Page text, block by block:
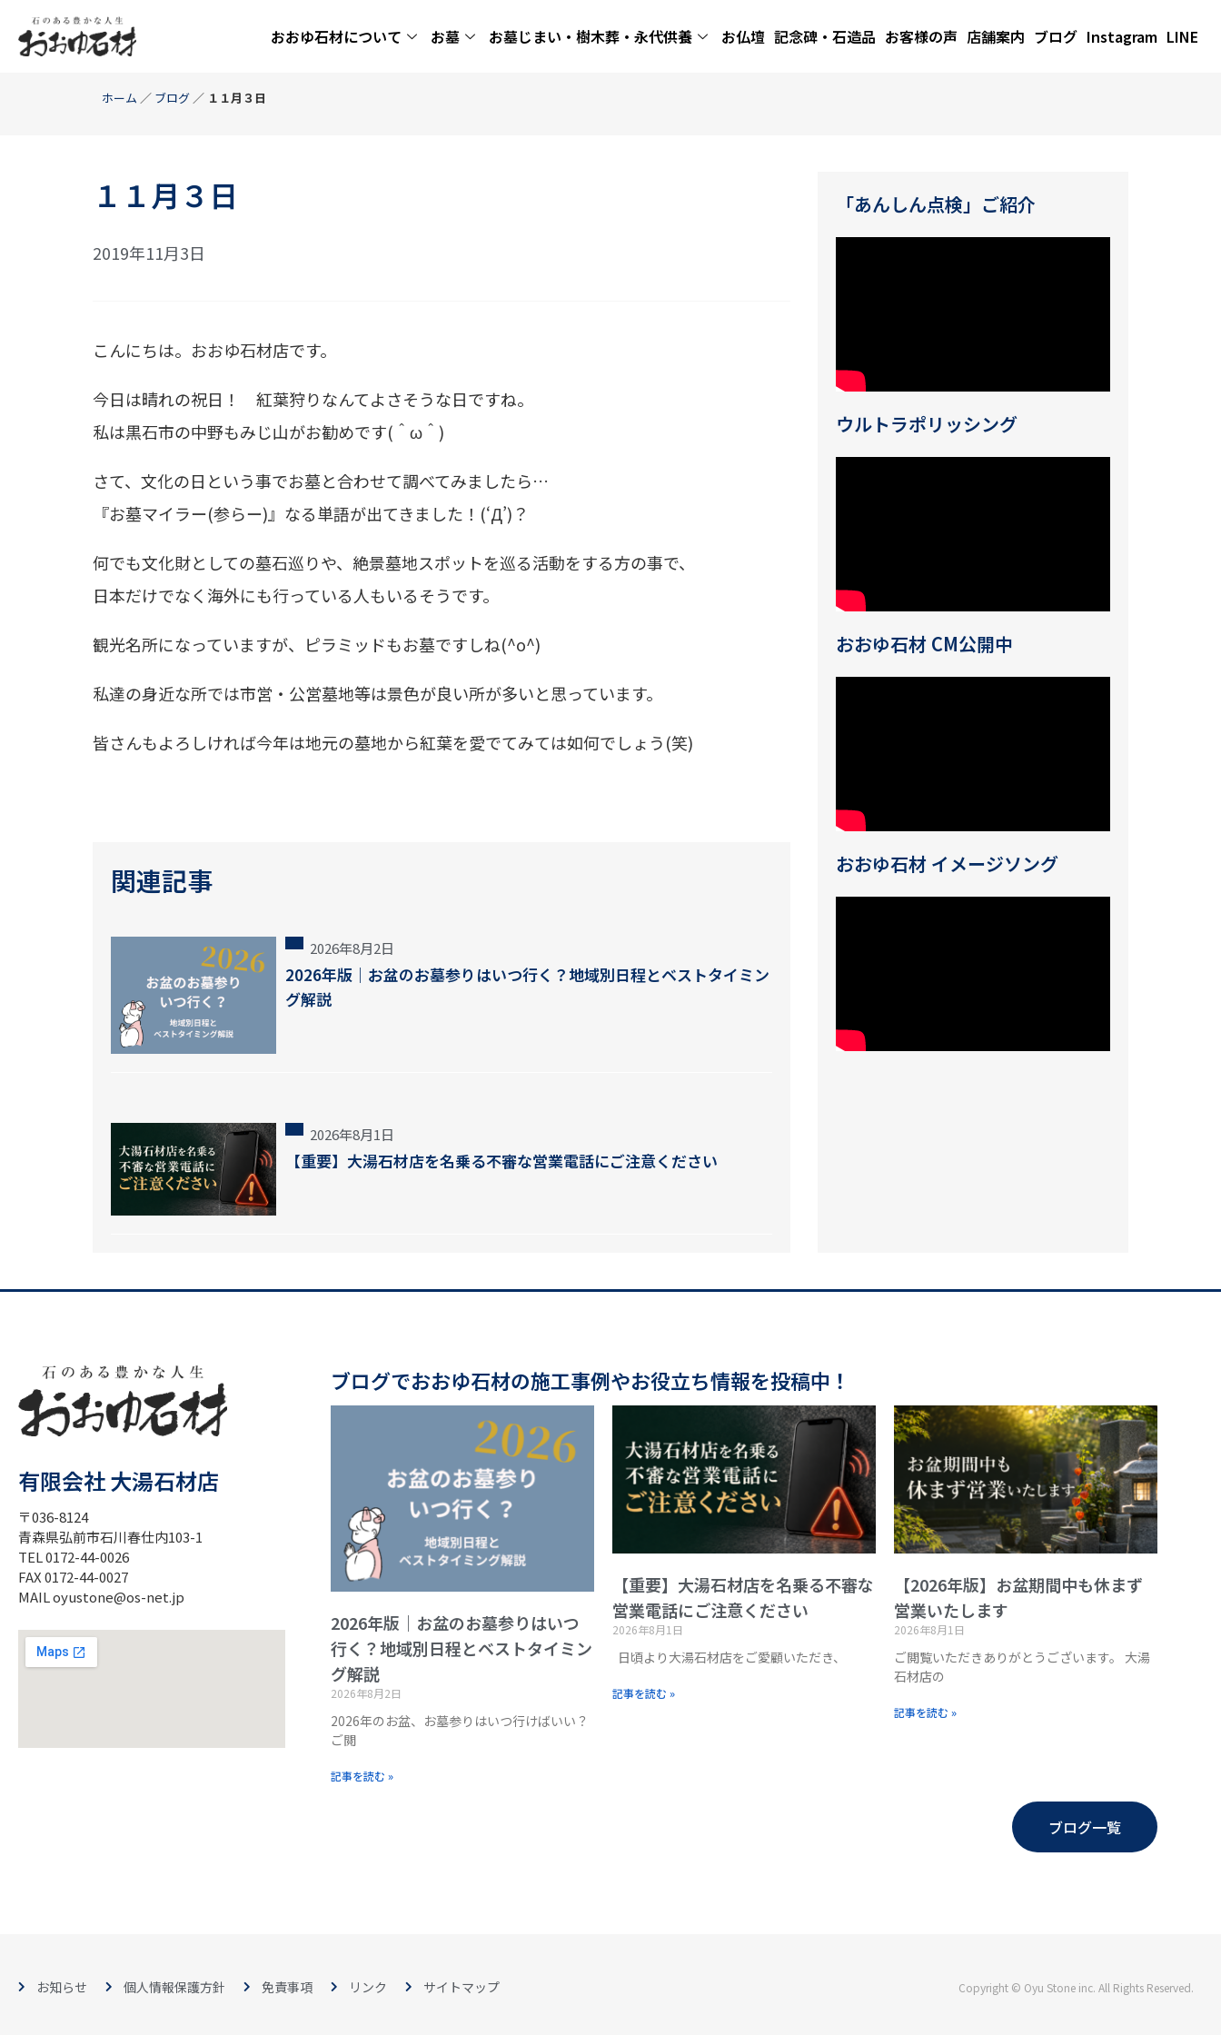
おおゆ石材について お墓 お墓じまい・樹木葬・永代供養 お仏壇 記念碑・石造品 お客様の声 店舗案内 ブログ Instagram LINE
ホーム ／ ブログ ／ １１月３日
１１月３日
2019年11月3日
こんにちは。おおゆ石材店です。
今日は晴れの祝日！ 紅葉狩りなんてよさそうな日ですね。
私は黒石市の中野もみじ山がお勧めです(＾ω＾)
さて、文化の日という事でお墓と合わせて調べてみましたら…
『お墓マイラー(参らー)』なる単語が出てきました！(‘Д’)？
何でも文化財としての墓石巡りや、絶景墓地スポットを巡る活動をする方の事で、
日本だけでなく海外にも行っている人もいるそうです。
観光名所になっていますが、ピラミッドもお墓ですしね(^o^)
私達の身近な所では市営・公営墓地等は景色が良い所が多いと思っています。
皆さんもよろしければ今年は地元の墓地から紅葉を愛でてみては如何でしょう(笑)
関連記事
2026年8月2日
2026年版｜お盆のお墓参りはいつ行く？地域別日程とベストタイミン
グ解説
2026年8月1日
【重要】大湯石材店を名乗る不審な営業電話にご注意ください
「あんしん点検」ご紹介
ウルトラポリッシング
おおゆ石材 CM公開中
おおゆ石材 イメージソング
有限会社 大湯石材店
〒036-8124
青森県弘前市石川春仕内103-1
TEL 0172-44-0026
FAX 0172-44-0027
MAIL oyustone@os-net.jp
ブログでおおゆ石材の施工事例やお役立ち情報を投稿中！
2026年版｜お盆のお墓参りはいつ
行く？地域別日程とベストタイミン
グ解説
2026年8月2日
2026年のお盆、お墓参りはいつ行けばいい？
ご閲
記事を読む »
【重要】大湯石材店を名乗る不審な
営業電話にご注意ください
2026年8月1日
日頃より大湯石材店をご愛顧いただき、
記事を読む »
【2026年版】お盆期間中も休まず
営業いたします
2026年8月1日
ご閲覧いただきありがとうございます。 大湯
石材店の
記事を読む »
ブログ一覧
お知らせ 個人情報保護方針 免責事項 リンク サイトマップ Copyright © Oyu Stone inc. All Rights Reserved.